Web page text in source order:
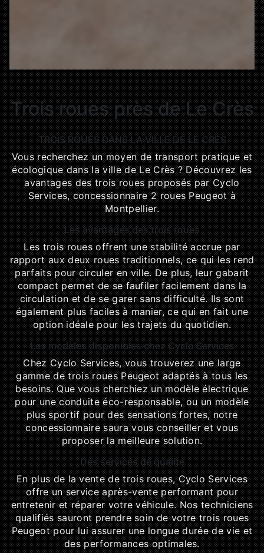
Trois roues près de Le Crès
TROIS ROUES DANS LA VILLE DE LE CRÈS
Vous recherchez un moyen de transport pratique et
écologique dans la ville de Le Crès ? Découvrez les
avantages des trois roues proposés par Cyclo
Services, concessionnaire 2 roues Peugeot à
Montpellier.
Les avantages des trois roues
Les trois roues offrent une stabilité accrue par
rapport aux deux roues traditionnels, ce qui les rend
parfaits pour circuler en ville. De plus, leur gabarit
compact permet de se faufiler facilement dans la
circulation et de se garer sans difficulté. Ils sont
également plus faciles à manier, ce qui en fait une
option idéale pour les trajets du quotidien.
Les modèles disponibles chez Cyclo Services
Chez Cyclo Services, vous trouverez une large
gamme de trois roues Peugeot adaptés à tous les
besoins. Que vous cherchiez un modèle électrique
pour une conduite éco-responsable, ou un modèle
plus sportif pour des sensations fortes, notre
concessionnaire saura vous conseiller et vous
proposer la meilleure solution.
Des services de qualité
En plus de la vente de trois roues, Cyclo Services
offre un service après-vente performant pour
entretenir et réparer votre véhicule. Nos techniciens
qualifiés sauront prendre soin de votre trois roues
Peugeot pour lui assurer une longue durée de vie et
des performances optimales.